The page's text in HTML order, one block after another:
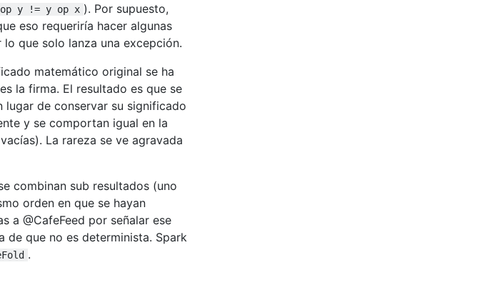
y != y op x ). Por supuesto,
eso requeriría hacer algunas
que solo lanza una excepción.
matemático original se ha
la firma. El resultado es que se
lugar de conservar su significado
y se comportan igual en la
La rareza se ve agravada
combinan sub resultados (uno
orden en que se hayan
a @CafeFeed por señalar ese
de que no es determinista. Spark
.